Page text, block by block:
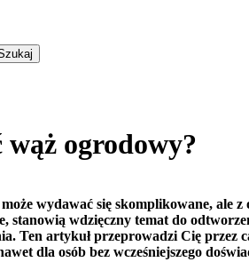
ogrodowy?
wydawać się skomplikowane, ale
stanowią wdzięczny temat do
Ten artykuł przeprowadzi Cię przez
dla osób bez wcześniejszego